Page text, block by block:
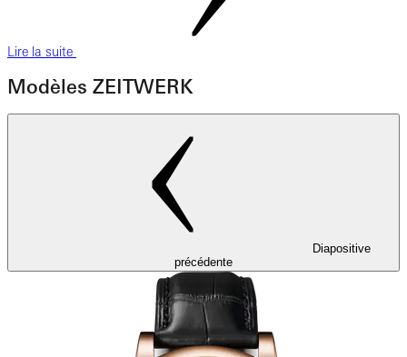
Lire la suite
Modèles ZEITWERK
Diapositive
précédente